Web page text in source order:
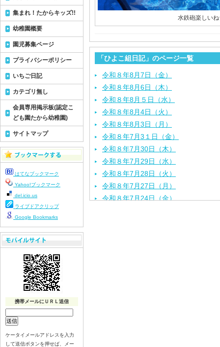
水鉄砲楽しい
「ひよこ組日記」のページ一覧
令和８年8月7日（金）
令和８年8月6日（木）
令和８年8月５日（水）
令和８年8月4日（火）
令和８年8月3日（月）
令和８年7月3１日（金）
令和８年7月30日（木）
令和８年7月29日（水）
令和８年7月28日（火）
令和８年7月27日（月）
令和８年7月24日（金）
集まれ！たからキッズ!!
幼稚園概要
園児募集ページ
プライバシーポリシー
いちご日記
カテゴリ無し
会員専用掲示板(認定こ
ども園たから幼稚園)
サイトマップ
はてなブックマーク
Yahoo!ブックマーク
del.icio.us
ライブドアクリップ
Google Bookmarks
携帯メールにＵＲＬ送信
ケータイメールアドレスを入力
して送信ボタンを押せば、メー